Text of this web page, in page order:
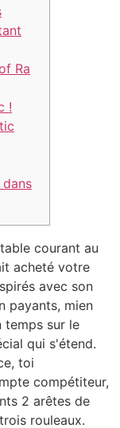
Ra
!
courant au
acheté votre
avec son
payants, mien
temps sur le
qui s'étend.
toi
compétiteur,
2 arêtes de
rouleaux.